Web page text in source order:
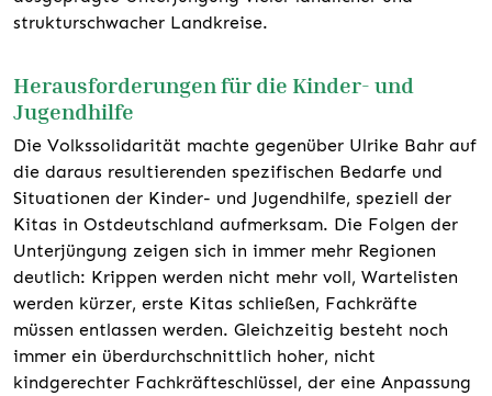
strukturschwacher Landkreise.
Herausforderungen für die Kinder- und
Jugendhilfe
Die Volkssolidarität machte gegenüber Ulrike Bahr auf
die daraus resultierenden spezifischen Bedarfe und
Situationen der Kinder- und Jugendhilfe, speziell der
Kitas in Ostdeutschland aufmerksam. Die Folgen der
Unterjüngung zeigen sich in immer mehr Regionen
deutlich: Krippen werden nicht mehr voll, Wartelisten
werden kürzer, erste Kitas schließen, Fachkräfte
müssen entlassen werden. Gleichzeitig besteht noch
immer ein überdurchschnittlich hoher, nicht
kindgerechter Fachkräfteschlüssel, der eine Anpassung